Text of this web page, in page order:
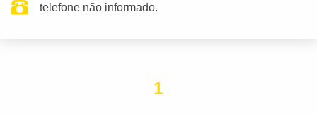
telefone não informado.
1